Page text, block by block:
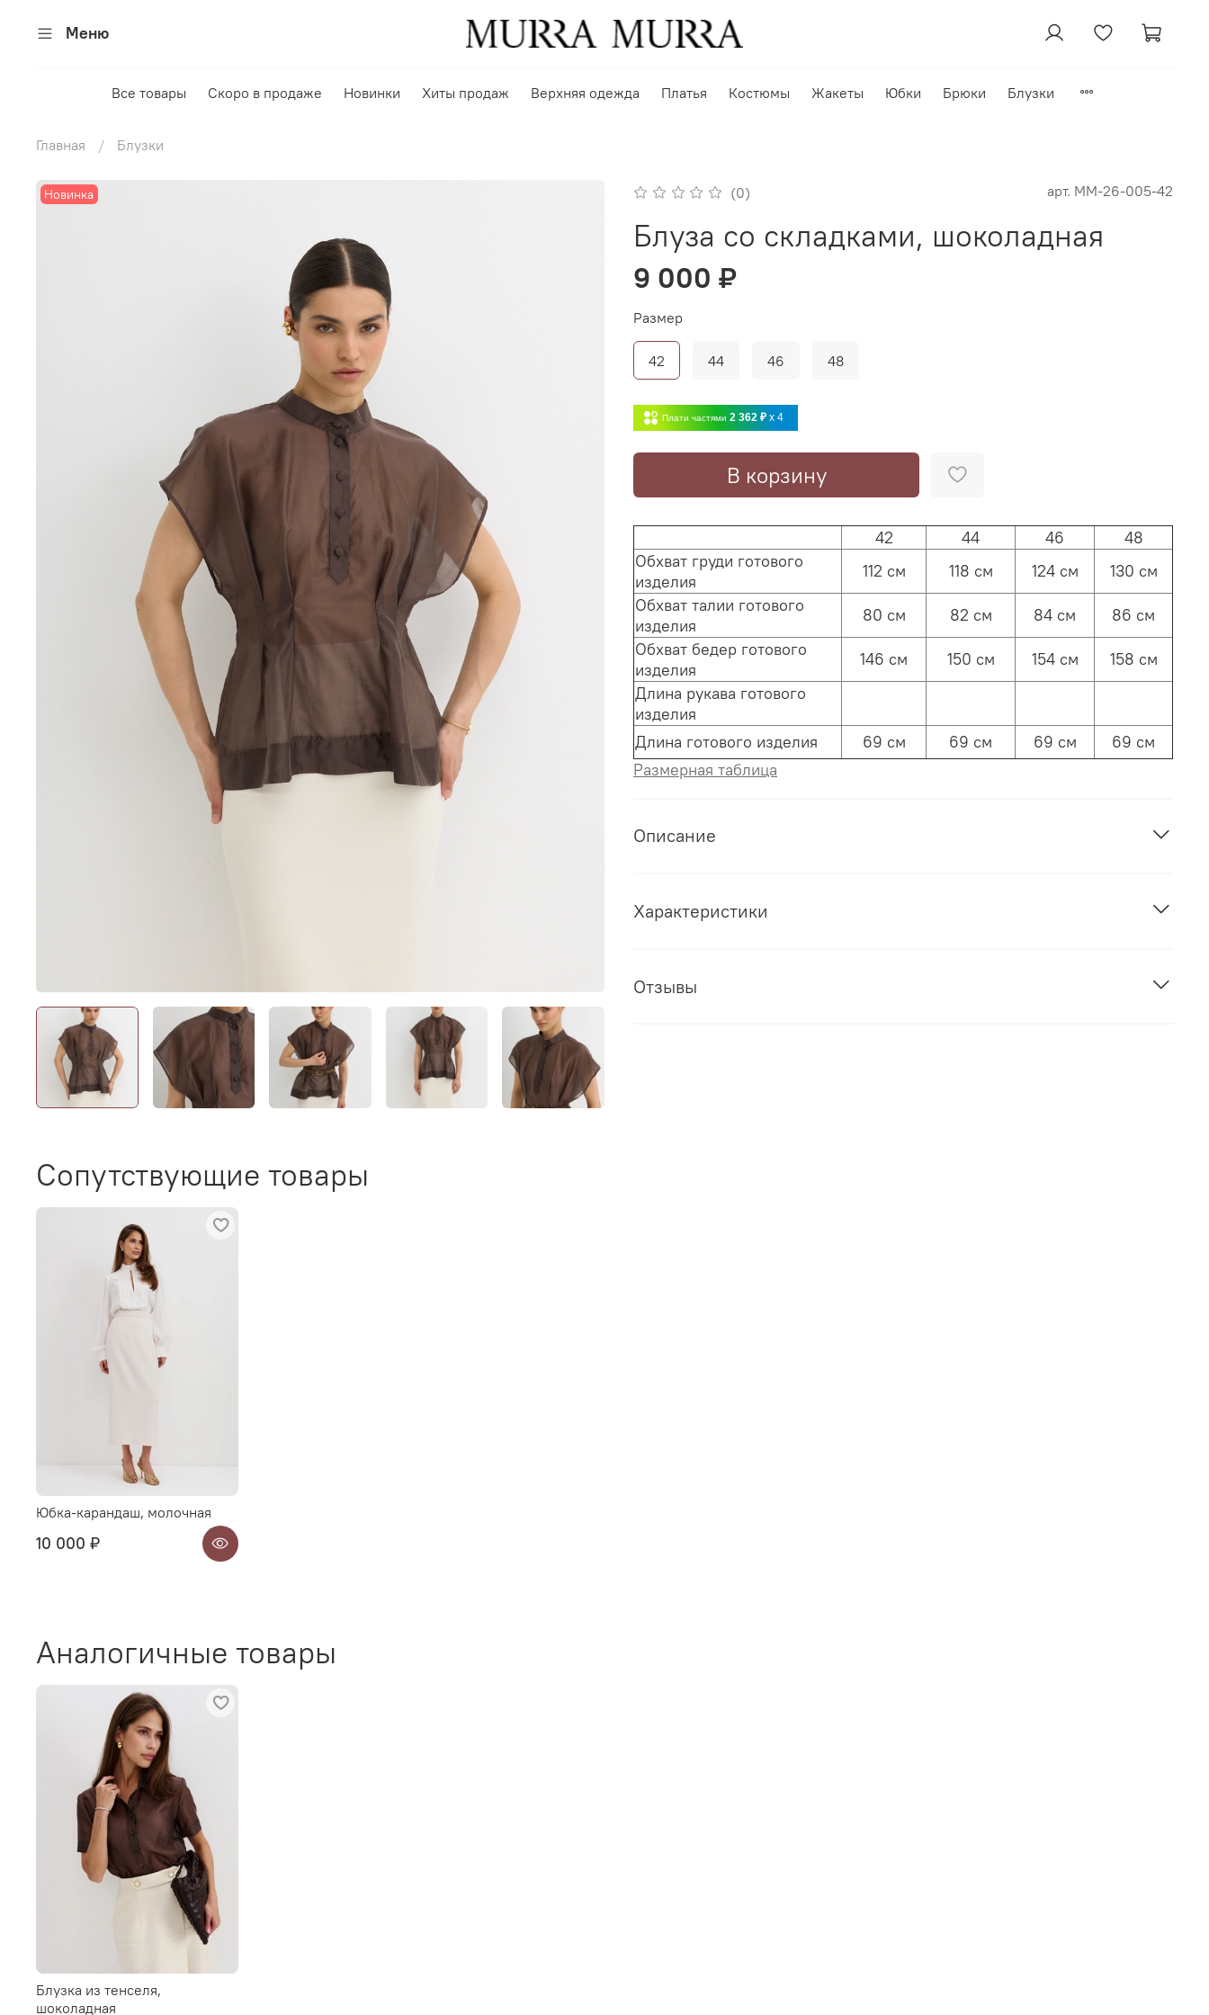
Меню
Все товары Скоро в продаже Новинки Хиты продаж Верхняя одежда Платья Костюмы Жакеты Юбки Брюки Блузки
Главная Блузки
Новинка (0) арт. MM-26-005-42
Блуза со складками, шоколадная
9 000 ₽
Плати частями 2 362 ₽ x 4
В корзину
Размер
42 44 46 48
42 44 46
48
Обхват груди готового
изделия
112 см 118 см 124 см
130 см
Обхват талии готового
изделия
80 см 82 см 84 см
86 см
Обхват бедер готового
изделия
146 см 150 см 154 см
158 см
Длина рукава готового
изделия
Длина готового изделия
69 см 69 см 69 см
69 см
Размерная таблица
Описание
Характеристики
Отзывы
Сопутствующие товары
Юбка-карандаш, молочная
10 000 ₽
Аналогичные товары
Блузка из тенселя,
шоколадная